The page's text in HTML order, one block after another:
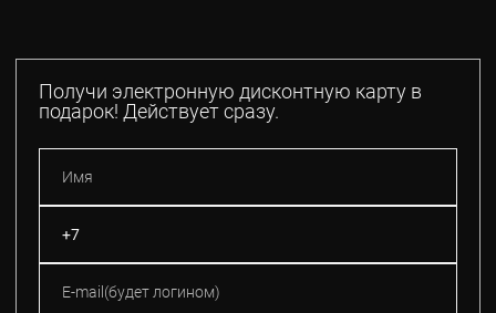
Получи электронную дисконтную карту в
подарок! Действует сразу.